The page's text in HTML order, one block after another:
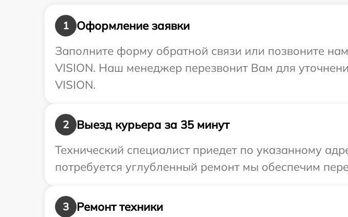
1
Оформление заявки
Заполните форму обратной связи или позвоните
VISION. Наш менеджер перезвонит Вам для
VISION.
2
Выезд курьера за 35 минут
Технический специалист приедет по указанному
потребуется углубленный ремонт мы обеспечим
3
Ремонт техники